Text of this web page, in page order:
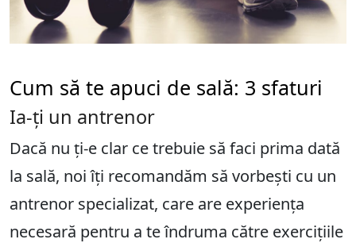
Cum să te apuci de sală: 3 sfaturi
Ia-ți un antrenor
Dacă nu ți-e clar ce trebuie să faci prima dată
la sală, noi îți recomandăm să vorbești cu un
antrenor specializat, care are experiența
necesară pentru a te îndruma către exercițiile